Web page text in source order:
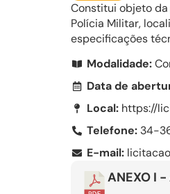
Constitui objeto
Polícia Militar,
especificações
Modalidade:
Data de
Local:https://
Telefone: 34-
E-mail:
ANEXO I -